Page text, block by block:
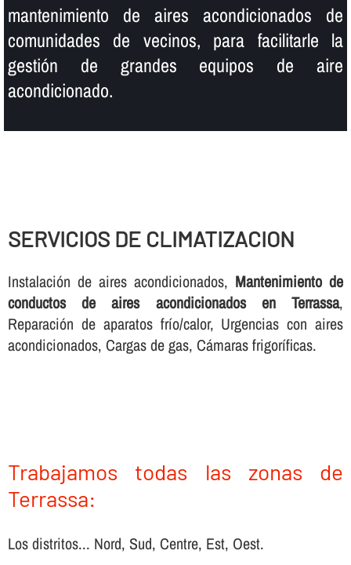
mantenimiento de aires acondicionados de
comunidades de vecinos, para facilitarle la
gestión de grandes equipos de aire
acondicionado.
SERVICIOS DE CLIMATIZACION
Instalación de aires acondicionados, Mantenimiento de
conductos de aires acondicionados en Terrassa,
Reparación de aparatos frí­o/calor, Urgencias con aires
acondicionados, Cargas de gas, Cámaras frigorí­ficas.
Trabajamos todas las zonas de
Terrassa:
Los distritos... Nord, Sud, Centre, Est, Oest.